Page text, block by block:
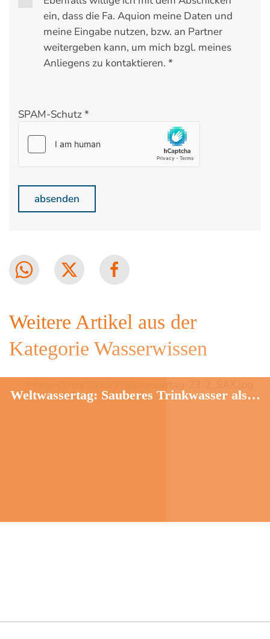
ein, dass die Fa. Aquion meine Daten und
meine Eingabe nutzen, bzw. an Partner
weitergeben kann, um mich bzgl. meines
Anliegens zu kontaktieren. *
SPAM-Schutz*
absenden
Weitere Artikel aus der
Kategorie Wasserwissen
Weltwassertag: Sauberes Trinkwasser als…